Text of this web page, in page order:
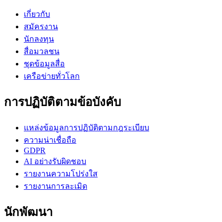
เกี่ยวกับ
สมัครงาน
นักลงทุน
สื่อมวลชน
ชุดข้อมูลสื่อ
เครือข่ายทั่วโลก
การปฏิบัติตามข้อบังคับ
แหล่งข้อมูลการปฏิบัติตามกฎระเบียบ
ความน่าเชื่อถือ
GDPR
AI อย่างรับผิดชอบ
รายงานความโปร่งใส
รายงานการละเมิด
นักพัฒนา